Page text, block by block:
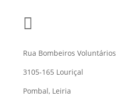

Rua Bombeiros
3105-165 Louriçal
Pombal, Leiria